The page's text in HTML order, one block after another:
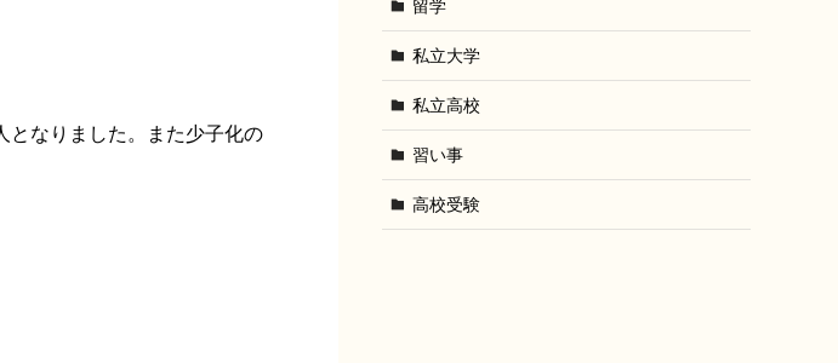
となりました。また少子化の
留学
私立大学
私立高校
習い事
高校受験